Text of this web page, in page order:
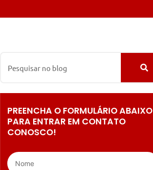
PREENCHA O FORMULÁRIO ABAIXO
PARA ENTRAR EM CONTATO
CONOSCO!